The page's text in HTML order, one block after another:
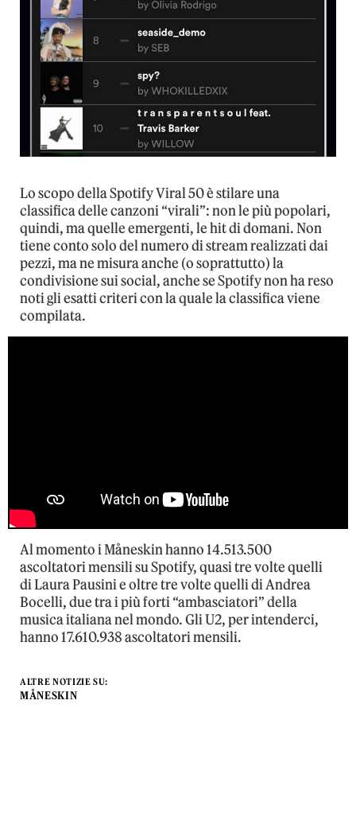
Lo scopo della Spotify Viral 50 è stilare una
classifica delle canzoni “virali”: non le più popolari,
quindi, ma quelle emergenti, le hit di domani. Non
tiene conto solo del numero di stream realizzati dai
pezzi, ma ne misura anche (o soprattutto) la
condivisione sui social, anche se Spotify non ha reso
noti gli esatti criteri con la quale la classifica viene
compilata.
Al momento i Måneskin hanno 14.513.500
ascoltatori mensili su Spotify, quasi tre volte quelli
di Laura Pausini e oltre tre volte quelli di Andrea
Bocelli, due tra i più forti “ambasciatori” della
musica italiana nel mondo. Gli U2, per intenderci,
hanno 17.610.938 ascoltatori mensili.
ALTRE NOTIZIE SU:
MÅNESKIN